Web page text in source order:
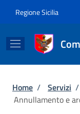
Regione Sicilia
Briciole
Home / Servizi /
Annullamento e